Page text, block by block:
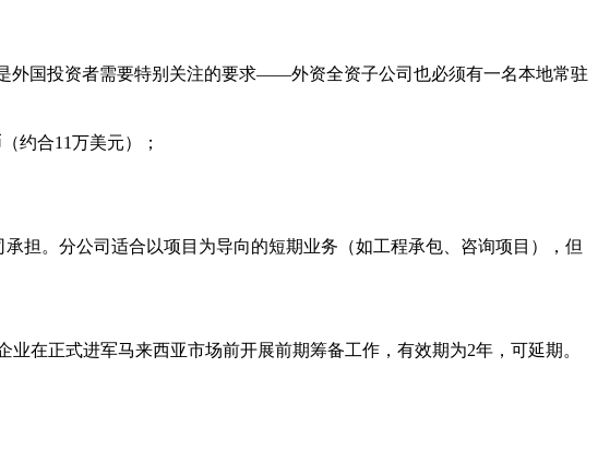
外国投资者需要特别关注的要求——外资全资子公司也必须有一名本地常驻
约合11万美元）；
担。分公司适合以项目为导向的短期业务（如工程承包、咨询项目），但
在正式进军马来西亚市场前开展前期筹备工作，有效期为2年，可延期。